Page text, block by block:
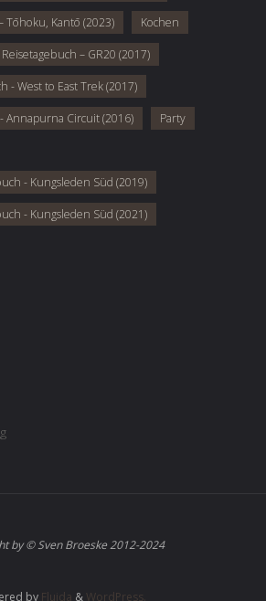
Tōhoku, Kantō (2023) Kochen
Reisetagebuch – GR20 (2017)
- West to East Trek (2017)
Annapurna Circuit (2016) Party
- Kungsleden Süd (2019)
- Kungsleden Süd (2021)
by © Sven Broeske 2012-2024
by Fluida & WordPress.